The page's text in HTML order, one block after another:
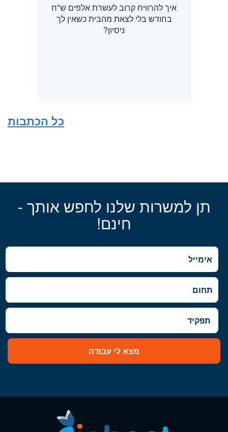
איך להרוויח קרוב לעשרת אלפים ש"ח
בחודש בלי לצאת מהבית כשאין לך
ניסיון?
כל הכתבות
תן למשרות שלנו לחפש אותך -
חינם!
מצא לי עבודה